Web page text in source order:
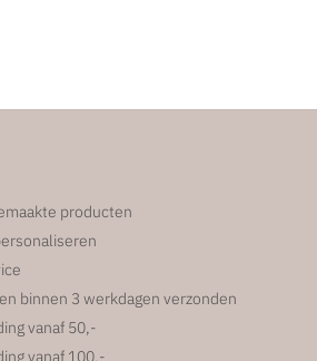
producten
binnen 3 werkdagen verzonden
vanaf 50,-